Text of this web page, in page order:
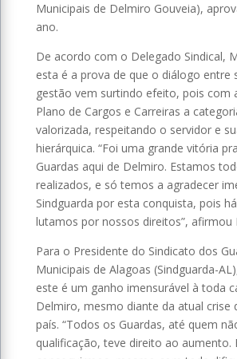
Municipais de Delmiro Gouveia),
ano.
De acordo com o Delegado Sindical,
esta é a prova de que o diálogo entre
gestão vem surtindo efeito, pois com
Plano de Cargos e Carreiras a
valorizada, respeitando o servidor e
hierárquica. “Foi uma grande vitória
Guardas aqui de Delmiro. Estamos
realizados, e só temos a agradecer
Sindguarda por esta conquista, pois
lutamos por nossos direitos”, afirmou
Para o Presidente do Sindicato dos
Municipais de Alagoas (Sindguarda-
este é um ganho imensurável à toda
Delmiro, mesmo diante da atual crise
país. “Todos os Guardas, até quem
qualificação, teve direito ao aumento.